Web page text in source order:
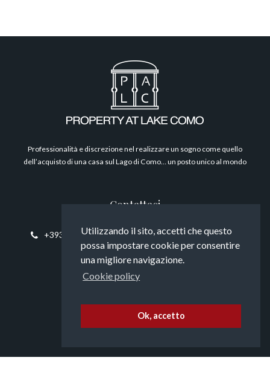
Utilizzando il sito, accetti che questo
possa impostare cookie per consentire
una migliore navigazione.
Cookie policy
Ok, accetto
Filosofia
Professionalità e discrezione nel realizzare un sogno come quello
dell’acquisto di una casa sul Lago di Como… un posto unico al mondo
Contattaci
+393394817794 info@propertyatlakecomo.com
Seguici